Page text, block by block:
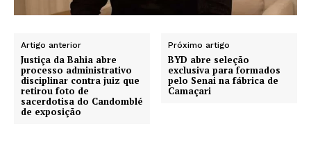
Artigo anterior
Justiça da Bahia abre
processo administrativo
disciplinar contra juiz que
retirou foto de
sacerdotisa do Candomblé
de exposição
Próximo artigo
BYD abre seleção
exclusiva para formados
pelo Senai na fábrica de
Camaçari